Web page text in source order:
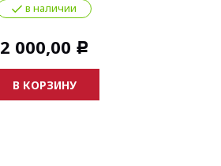
в наличии
2 000,00 Р
В КОРЗИНУ